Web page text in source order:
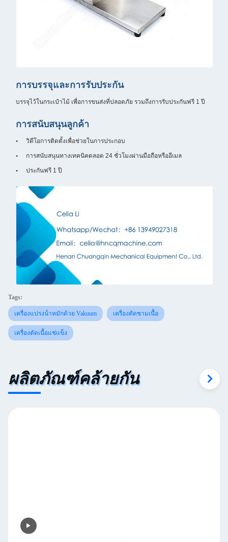
การบรรจุและการรับประกัน
บรรจุไว้ในกระเป๋าไม้ เพื่อการขนส่งที่ปลอดภัย รวมถึงการรับประกันฟรี 1 ปี
การสนับสนุนลูกค้า
วิดีโอการติดตั้งเพื่อช่วยในการประกอบ
การสนับสนุนทางเทคนิคตลอด 24 ชั่วโมงผ่านมือถือหรืออีเมล
ประกันฟรี 1 ปี
Tags:
เครื่องแปรงน้ําหมักด้วย Vakuum เครื่องตัดชามเนื้อ
เครื่องตัดเนื้อแช่แข็ง
ผลิตภัณฑ์คล้ายกัน